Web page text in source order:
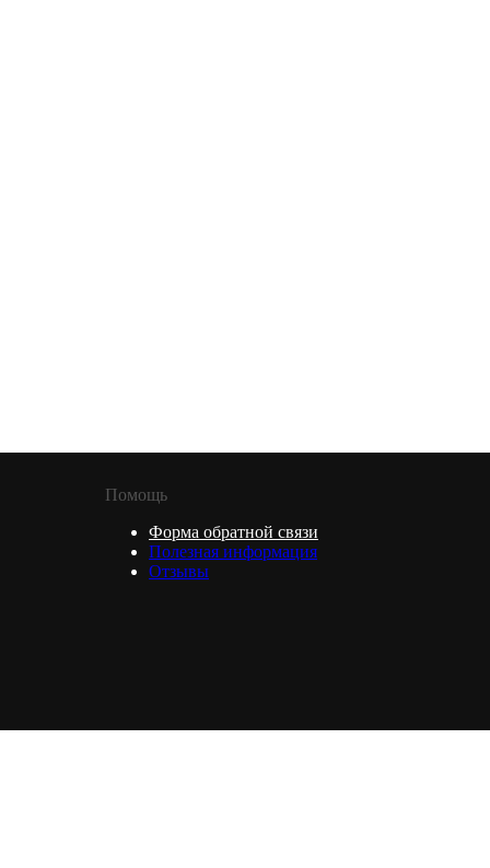
Помощь
Форма обратной связи
Полезная информация
Отзывы